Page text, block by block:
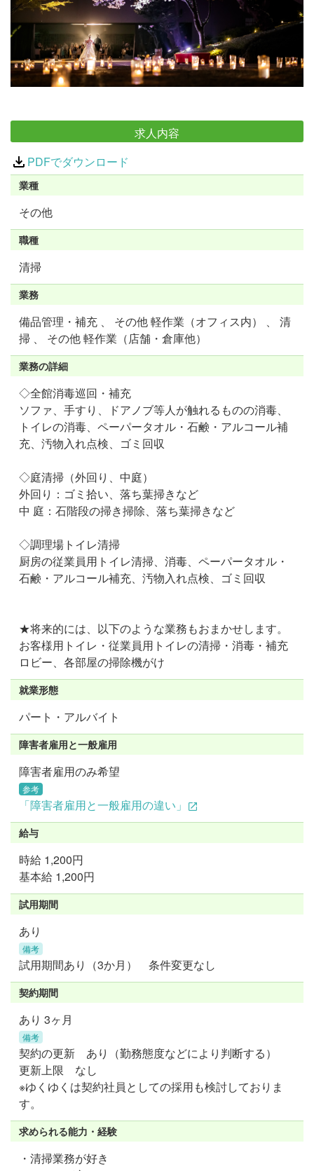
求人内容
PDFでダウンロード
業種
その他
職種
清掃
業務
備品管理・補充 、 その他 軽作業（オフィス内） 、 清
掃 、 その他 軽作業（店舗・倉庫他）
業務の詳細
◇全館消毒巡回・補充
ソファ、手すり、ドアノブ等人が触れるものの消毒、
トイレの消毒、ペーパータオル・石鹸・アルコール補
充、汚物入れ点検、ゴミ回収
◇庭清掃（外回り、中庭）
外回り：ゴミ拾い、落ち葉掃きなど
中 庭：石階段の掃き掃除、落ち葉掃きなど
◇調理場トイレ清掃
厨房の従業員用トイレ清掃、消毒、ペーパータオル・
石鹸・アルコール補充、汚物入れ点検、ゴミ回収
★将来的には、以下のような業務もおまかせします。
お客様用トイレ・従業員用トイレの清掃・消毒・補充
ロビー、各部屋の掃除機がけ
就業形態
パート・アルバイト
障害者雇用と一般雇用
障害者雇用のみ希望
参考
「障害者雇用と一般雇用の違い」
給与
時給 1,200円
基本給 1,200円
試用期間
あり
備考
試用期間あり（3か月） 条件変更なし
契約期間
あり 3ヶ月
備考
契約の更新 あり（勤務態度などにより判断する）
更新上限 なし
※ゆくゆくは契約社員としての採用も検討しておりま
す。
求められる能力・経験
・清掃業務が好き